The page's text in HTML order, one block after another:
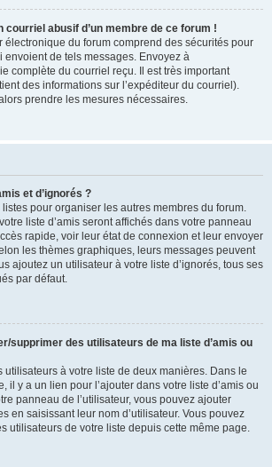
courriel abusif d’un membre de ce forum !
électronique du forum comprend des sécurités pour
envoient de tels messages. Envoyez à
complète du courriel reçu. Il est très important
des informations sur l’expéditeur du courriel).
prendre les mesures nécessaires.
et d’ignorés ?
pour organiser les autres membres du forum.
liste d’amis seront affichés dans votre panneau
rapide, voir leur état de connexion et leur envoyer
les thèmes graphiques, leurs messages peuvent
ajoutez un utilisateur à votre liste d’ignorés, tous ses
par défaut.
supprimer des utilisateurs de ma liste d’amis ou
utilisateurs à votre liste de deux manières. Dans le
il y a un lien pour l’ajouter dans votre liste d’amis ou
panneau de l’utilisateur, vous pouvez ajouter
en saisissant leur nom d’utilisateur. Vous pouvez
utilisateurs de votre liste depuis cette même page.